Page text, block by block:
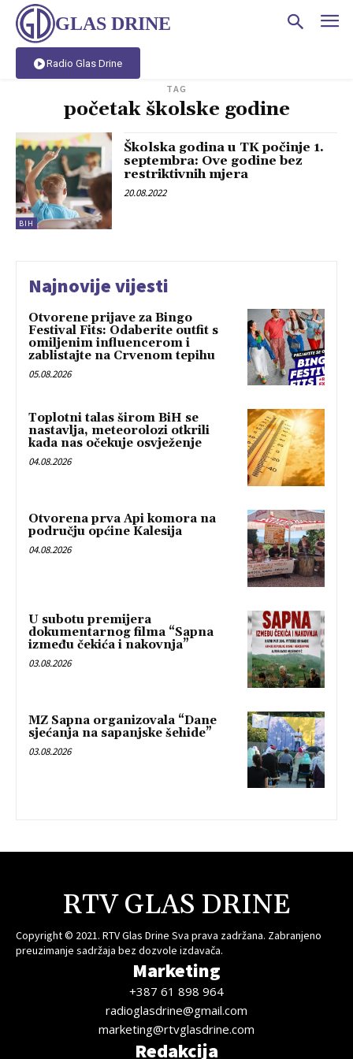
GLAS DRINE
Radio Glas Drine
TAG
početak školske godine
BIH
Školska godina u TK počinje 1.
septembra: Ove godine bez
restriktivnih mjera
20.08.2022
Najnovije vijesti
Otvorene prijave za Bingo
Festival Fits: Odaberite outfit s
omiljenim influencerom i
zablistajte na Crvenom tepihu
05.08.2026
Toplotni talas širom BiH se
nastavlja, meteorolozi otkrili
kada nas očekuje osvježenje
04.08.2026
Otvorena prva Api komora na
području općine Kalesija
04.08.2026
U subotu premijera
dokumentarnog filma “Sapna
između čekića i nakovnja”
03.08.2026
MZ Sapna organizovala “Dane
sjećanja na sapanjske šehide”
03.08.2026
RTV GLAS DRINE
Copyright © 2021. RTV Glas Drine Sva prava zadržana. Zabranjeno
preuzimanje sadržaja bez dozvole izdavača.
Marketing
+387 61 898 964
radioglasdrine@gmail.com
marketing@rtvglasdrine.com
Redakcija